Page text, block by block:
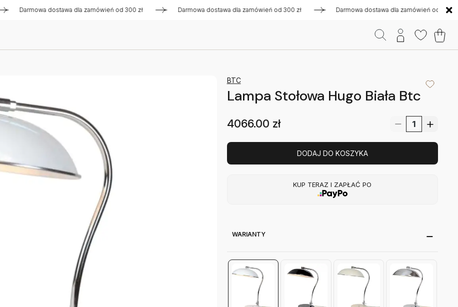
Darmowa dostawa dla zamówień od 300 zł Darmowa dostawa dla zamówień od 300 zł Darmowa dostawa dla zamówień od 300 zł
BTC
Lampa Stołowa Hugo Biała Btc
4066.00 zł
DODAJ DO KOSZYKA
KUP TERAZ I ZAPŁAĆ PO
WARIANTY